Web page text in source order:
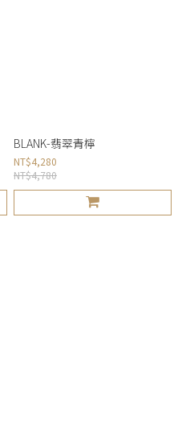
BLANK-翡翠青檸
NT$4,280
NT$4,780